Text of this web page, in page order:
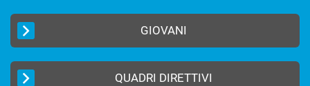
GIOVANI
QUADRI DIRETTIVI